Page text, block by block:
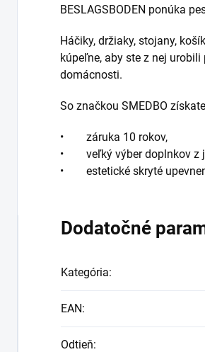
BESLAGSBODEN ponúka
Háčiky, držiaky, stojany,
kúpeľne, aby ste z nej
domácnosti.
So značkou SMEDBO
• záruka 10 rokov,
• veľký výber doplnkov z
• estetické skryté
Dodatočné
Kategória:
EAN:
Odtieň: